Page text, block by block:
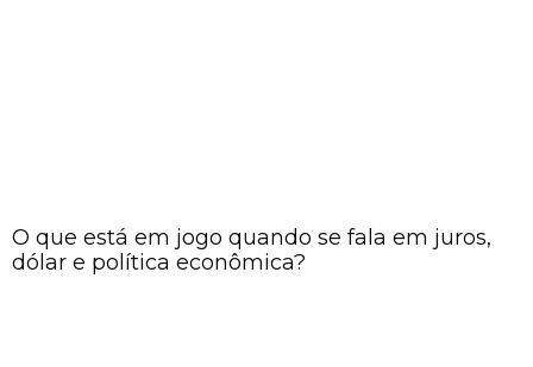
O que está em jogo quando se fala em juros,
dólar e política econômica?